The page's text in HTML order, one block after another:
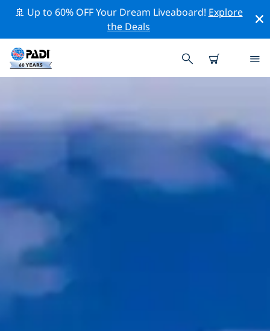
🚢 Up to 60% OFF Your Dream Liveaboard! Explore
the Deals